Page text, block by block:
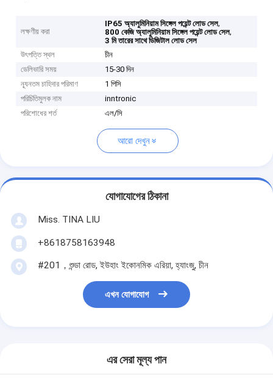
লক্ষণীয় করা
IP65 অ্যালুমিনিয়াম সিঙ্গেল পয়েন্ট লোড সেল,
800 কেজি অ্যালুমিনিয়াম সিঙ্গেল পয়েন্ট লোড সেল,
3 মি তারের সাথে ডিজিটাল লোড সেল
উৎপত্তি স্থল
চীন
ডেলিভারি সময়
15-30 দিন
ন্যূনতম চাহিদার পরিমাণ
1 পিসি
পরিচিতিমুলক নাম
inntronic
পরিশোধের শর্ত
এল/সি
আরো দেখুন
যোগাযোগের ঠিকানা
Miss. TINA LIU
+8618758163948
#201，শুন্ডা রোড, ইউহাং ইকোনমিক এরিয়া, হ্যাংজু, চীন
এখন যোগাযোগ
এর সেরা মূল্য পান